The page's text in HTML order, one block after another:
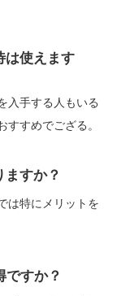
は使えます
入手する人もいる
すめでござる。
すか？
は特にメリットを
すか？